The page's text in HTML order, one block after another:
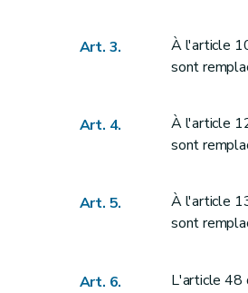
Art. 3.
À l'article
sont
Art. 4.
À l'article
sont
Art. 5.
À l'article
sont
Art. 6.
L'article 48